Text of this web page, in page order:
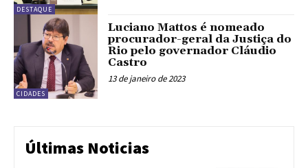
DESTAQUE
CIDADES
Luciano Mattos é nomeado
procurador-geral da Justiça do
Rio pelo governador Cláudio
Castro
13 de janeiro de 2023
Últimas Noticias